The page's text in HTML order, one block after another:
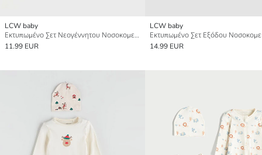
LCW baby
Εκτυπωμένο Σετ Νεογέννητου Νοσοκομειακού Ρούχου για Μωρό Αγόρι
11.99 EUR
LCW baby
14.99 EUR